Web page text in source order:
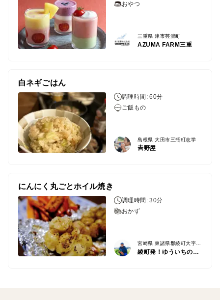
おやつ
三重県 津市芸濃町
AZUMA FARM三重
白ネギごはん
調理時間: 60分
ご飯もの
島根県 大田市三瓶町志学
𠮷野屋
にんにく丸ごとホイル焼き
調理時間: 30分
おかず
綾町発！ゆういちの野菜